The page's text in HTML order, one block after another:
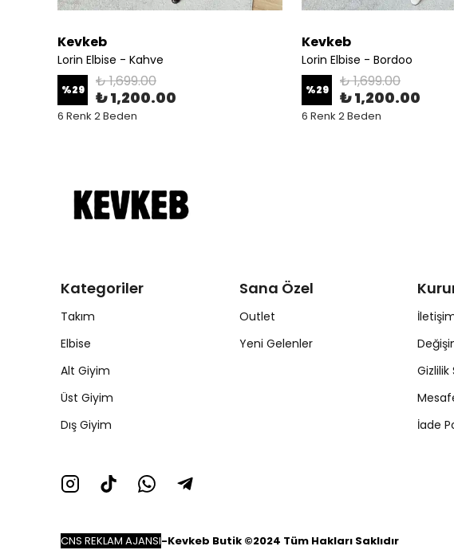
Kevkeb
Lorin Elbise - Kahve
%29 ₺ 1,699.00
₺ 1,200.00
6 Renk 2 Beden
Kevkeb
Lorin Elbise - Bordoo
%29 ₺ 1,699.00
₺ 1,200.00
6 Renk 2 Beden
Kategoriler
Takım
Elbise
Alt Giyim
Üst Giyim
Dış Giyim
Sana Özel
Outlet
Yeni Gelenler
Gizlilik
İade
CNS REKLAM AJANSI-Kevkeb Butik ©2024 Tüm Hakları Saklıdır